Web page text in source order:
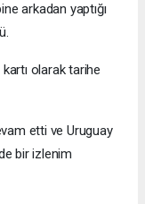
arkadan yaptığı
kartı olarak tarihe
etti ve Uruguay
bir izlenim